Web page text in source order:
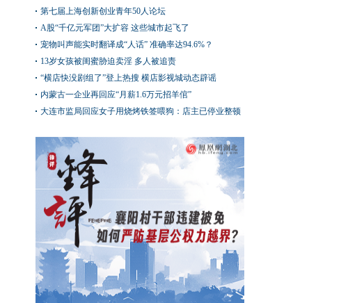
第七届上海创新创业青年50人论坛
A股“千亿元军团”大扩容 这些城市起飞了
宠物叫声能实时翻译成“人话” 准确率达94.6%？
13岁女孩被闺蜜胁迫卖淫 多人被追责
“横店快没剧组了”登上热搜 横店影视城动态辟谣
内蒙古一企业再回应“月薪1.6万元招羊倌”
大连市监局回应女子用烧烤铁签喂狗：店主已停业整顿